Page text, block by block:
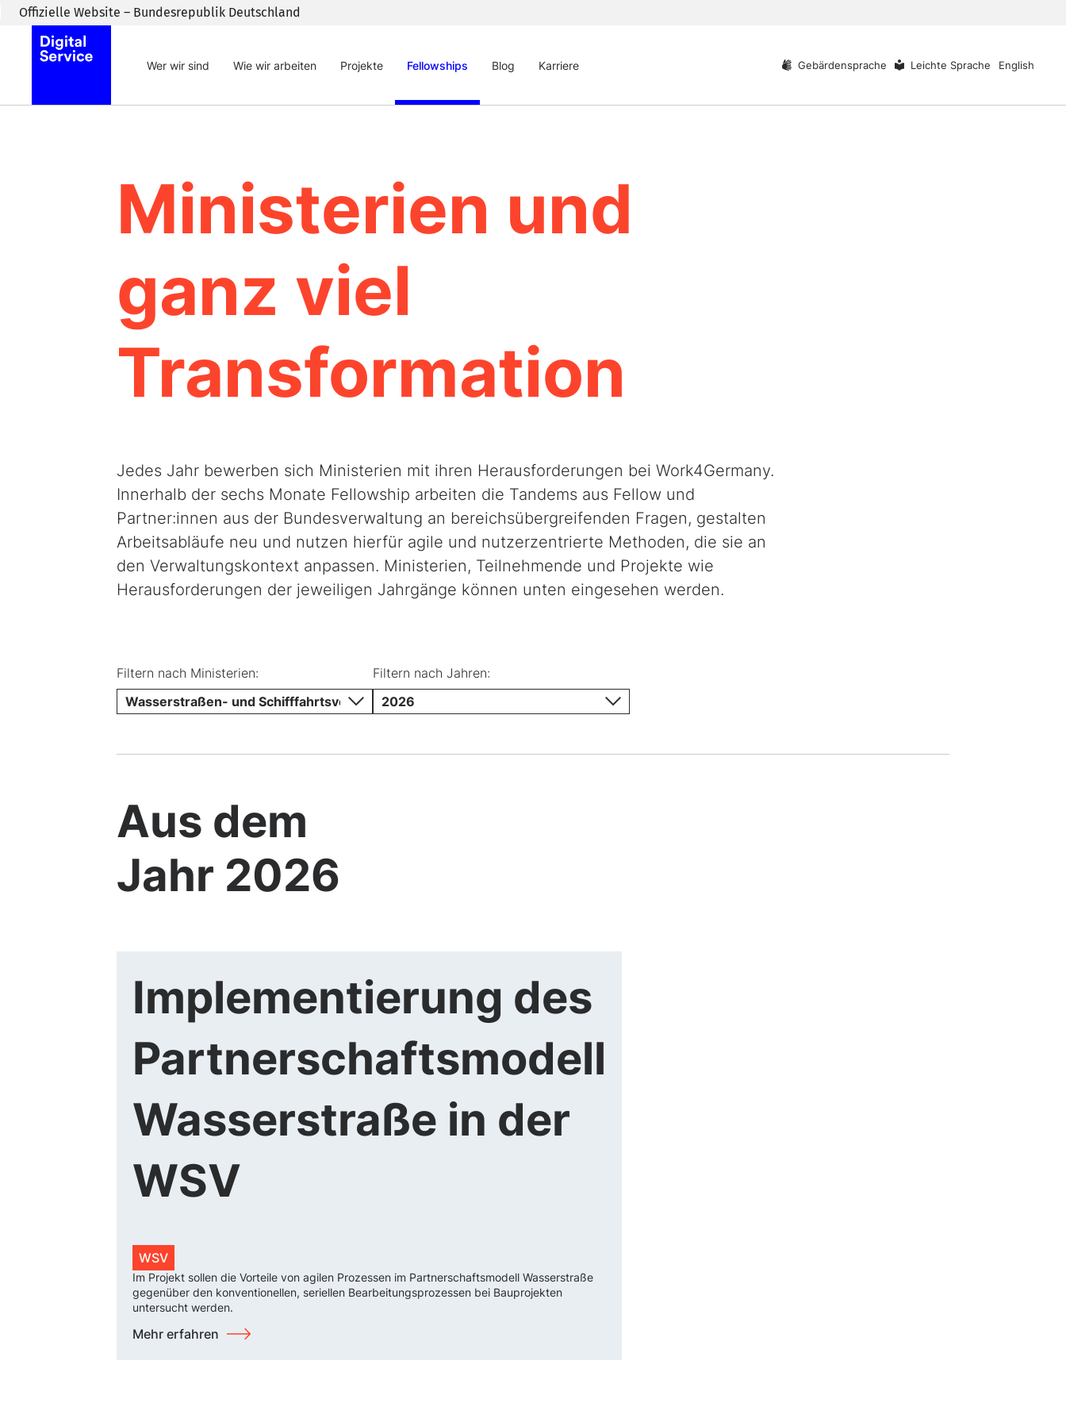
Zum Inhaltsbereich wechseln
Offizielle Website – Bundesrepublik Deutschland
Wer wir sind Wie wir arbeiten Projekte Fellowships Blog Karriere Gebärdensprache Leichte Sprache English
Ministerien und
ganz viel
Transformation
Jedes Jahr bewerben sich Ministerien mit ihren Herausforderungen bei Work4Germany.
Innerhalb der sechs Monate Fellowship arbeiten die Tandems aus Fellow und
Partner:innen aus der Bundesverwaltung an bereichsübergreifenden Fragen, gestalten
Arbeitsabläufe neu und nutzen hierfür agile und nutzerzentrierte Methoden, die sie an
den Verwaltungskontext anpassen. Ministerien, Teilnehmende und Projekte wie
Herausforderungen der jeweiligen Jahrgänge können unten eingesehen werden.
Filtern nach Ministerien:
Wasserstraßen- und Schifffahrtsverwaltung des Bundes
Filtern nach Jahren:
2026
Aus dem
Jahr 2026
Implementierung des
Partnerschaftsmodell
Wasserstraße in der
WSV
WSV
Im Projekt sollen die Vorteile von agilen Prozessen im Partnerschaftsmodell Wasserstraße
gegenüber den konventionellen, seriellen Bearbeitungsprozessen bei Bauprojekten
untersucht werden.
Mehr erfahren